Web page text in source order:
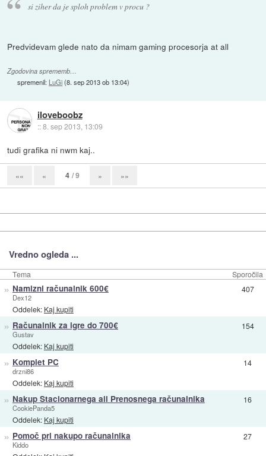
si ziher da je sploh problem v procu ?
Predvidevam glede nato da nimam gaming procesorja at all
Zgodovina sprememb…
spremenil: LuGi(8. sep 2013 ob 13:04)
iloveboobz
::8. sep 2013, 13:09
tudi grafika ni nwm kaj..
«« « 4 / 9 » »»
Vredno ogleda ...
Tema Sporočila
» Namizni računalnik 600€
Dex12
Oddelek: Kaj kupiti
407
» Računalnik za igre do 700€
Gustav
Oddelek: Kaj kupiti
154
» Komplet PC
drzni86
Oddelek: Kaj kupiti
14
» Nakup Stacionarnega ali Prenosnega računalnika
CookiePanda5
Oddelek: Kaj kupiti
16
» Pomoč pri nakupo računalnika
Kiddo
27